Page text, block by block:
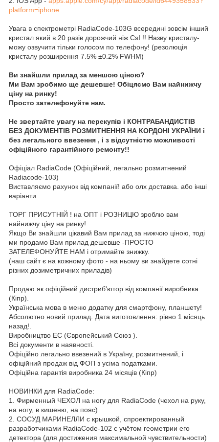
platform=iphone
Увага в спектрометрі RadiaCode-103G всередині зовсім інший
кристал який в 20 разів дорожчий ніж CsI !! Назву кристалу-
можу озвучити тільки голосом по телефону! (резолюція
кристалу розширення 7.5% ±0.2% FWHM)
Ви знайшли прилад за меншою ціною?
Ми Вам зробимо ще дешевше! Обіцяємо Вам найнижчу
ціну на ринку!
Просто зателефонуйте нам.
Не звертайте увагу на перекупів і КОНТРАБАНДИСТІВ
БЕЗ ДОКУМЕНТІВ РОЗМИТНЕННЯ НА КОРДОНІ УКРАЇНИ і
без легального ввезення , і з відсутністю можливості
офіційного гарантійного ремонту!!
Офiцiал RadiaCode (Офіційний, легально розмитнений
Radiacode-103)
Виставляємо рахунок від компанії! або олх доставка. або інші
варіанти.
ТОРГ ПРИСУТНІЙ ! на ОПТ і РОЗНИЦЮ зроблю вам
найнижчу ціну на ринку!
Якщо Ви знайшли цікавий Вам прилад за нижчою ціною, тоді
ми продамо Вам прилад дешевше -ПРОСТО
ЗАТЕЛЕФОНУЙТЕ НАМ і отримайте знижку.
(наш сайт є на кожному фото - на ньому ви знайдете сотні
різних дозиметричних приладів)
Продаю як офіційний дистриб'ютор від компанії виробника
(Кіпр).
Українська мова в меню додатку для смартфону, планшету!
Абсолютно новий прилад. Дата виготовлення: рівно 1 місяць
назад!.
Виробництво ЕС (Європейський Союз ).
Всі документи в наявності.
Офіційно легально ввезений в Україну, розмитнений, і
офіційний продаж від ФОП з усіма податками.
Офіційна гарантія виробника 24 місяців (Кіпр)
НОВИНКИ для RadiaCode:
1. Фирменный ЧЕХОЛ на ногу для RadiaCode (чехол на руку,
на ногу, в кишеню, на пояс)
2. СОСУД МАРИНЕЛЛИ с крышкой, спроектированный
разработчиками RadiaCode-102 с учётом геометрии его
детектора (для достижения максимальной чувствительности)